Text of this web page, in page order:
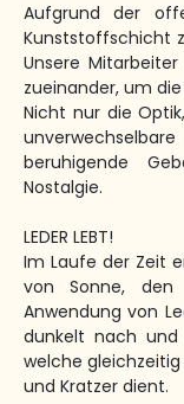
Aufgrund der
Kunststoffschicht
Unsere
zueinander, um
Nicht nur die
beruhigende
Nostalgie.
LEDER LEBT!
Im Laufe der Zeit
von Sonne,
Anwendung von
dunkelt nach und
welche
und Kratzer dient.